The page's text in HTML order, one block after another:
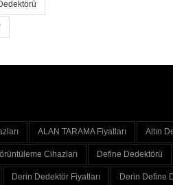
ALAN TARAMA Fiyatları Altın
Cihazları Define Dedektörü
Derin Dedektör Fiyatları Derin Define